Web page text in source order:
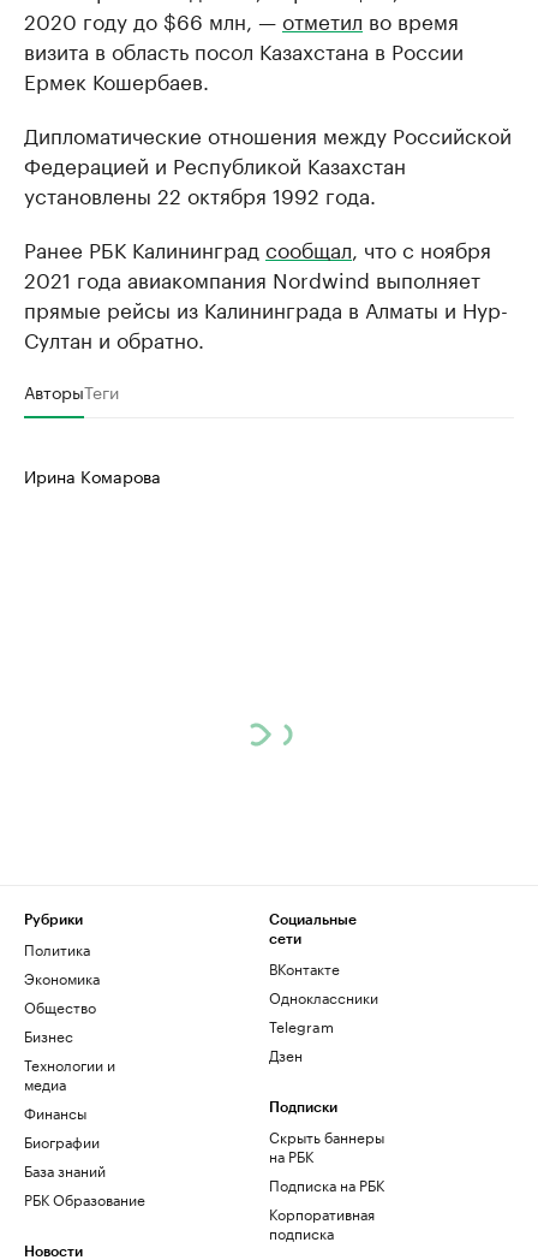
2020 году до $66 млн, —отметил во время
визита в область посол Казахстана в России
Ермек Кошербаев.
Дипломатические отношения между Российской
Федерацией и Республикой Казахстан
установлены 22 октября 1992 года.
Ранее РБК Калининград сообщал , что с ноября
2021 года авиакомпания Nordwind выполняет
прямые рейсы из Калининграда в Алматы и Нур-
Султан и обратно.
АвторыТеги
Ирина Комарова
Рубрики
Политика
Экономика
Общество
Бизнес
Технологии и
медиа
Финансы
Биографии
База знаний
РБК Образование
Новости
Социальные
сети
ВКонтакте
Одноклассники
Telegram
Дзен
Подписки
Скрыть баннеры
на РБК
Подписка на РБК
Корпоративная
подписка